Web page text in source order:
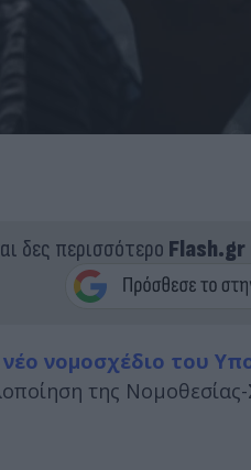
δες περισσότερο Flash.gr
νέο νομοσχέδιο του
της